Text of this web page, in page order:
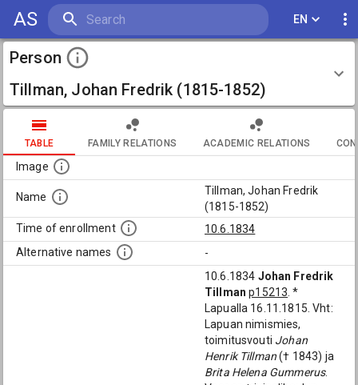
AS EN
Person
Tillman, Johan Fredrik (1815-1852)
TABLE FAMILY RELATIONS ACADEMIC RELATIONS
Image
Name
Tillman, Johan Fredrik
(1815-1852)
Time of enrollment
10.6.1834
Alternative names
-
10.6.1834 Johan Fredrik
Tillman p15213 . *
Lapualla 16.11.1815. Vht:
Lapuan nimismies,
toimitusvouti Johan
Henrik Tillman(† 1843) ja
Brita Helena Gummerus.